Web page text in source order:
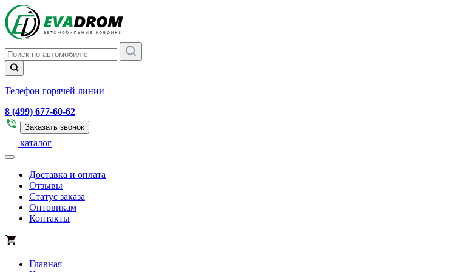
Телефон горячей линии
8 (499) 677-60-62
Заказать звонок
каталог
Доставка и оплата
Отзывы
Статус заказа
Оптовикам
Контакты
Главная